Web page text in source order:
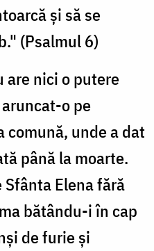
și să se
(Psalmul 6)
are nici o putere
o pe
comună, unde a dat
până la moarte.
Elena fără
bătându-i în cap
de furie și